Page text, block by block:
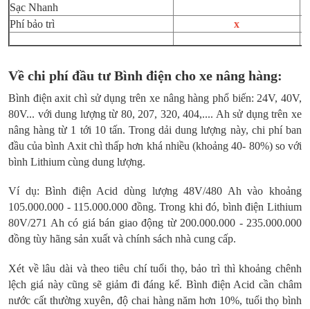
Sạc Nhanh
Phí bảo trì
x
Về chi phí đầu tư Bình điện cho xe nâng hàng:
Bình điện axit chì sử dụng trên xe nâng hàng phổ biến: 24V, 40V,
80V... với dung lượng từ 80, 207, 320, 404,.... Ah sử dụng trên xe
nâng hàng từ 1 tới 10 tấn. Trong dải dung lượng này, chi phí ban
đầu của bình Axit chì thấp hơn khá nhiều (khoảng 40- 80%) so với
bình Lithium cùng dung lượng.
Ví dụ: Bình điện Acid dùng lượng 48V/480 Ah vào khoảng
105.000.000 - 115.000.000 đồng. Trong khi đó, bình điện Lithium
80V/271 Ah có giá bán giao động từ 200.000.000 - 235.000.000
đồng tùy hãng sản xuất và chính sách nhà cung cấp.
Xét về lâu dài và theo tiêu chí tuổi thọ, bảo trì thì khoảng chênh
lệch giá này cũng sẽ giảm đi đáng kể. Bình điện Acid cần châm
nước cất thường xuyên, độ chai hàng năm hơn 10%, tuổi thọ bình